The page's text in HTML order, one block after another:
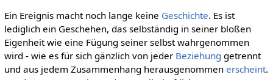
Ein Ereignis macht noch lange keine Geschichte. Es ist
lediglich ein Geschehen, das selbständig in seiner bloßen
Eigenheit wie eine Fügung seiner selbst wahrgenommen
wird - wie es für sich gänzlich von jeder Beziehung getrennt
und aus jedem Zusammenhang herausgenommen erscheint.